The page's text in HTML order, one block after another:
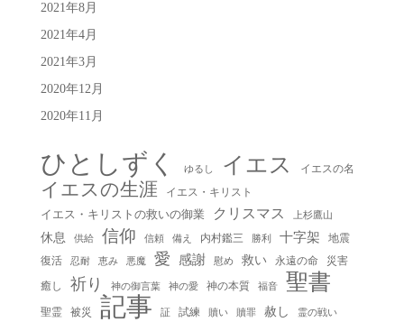
2021年8月
2021年4月
2021年3月
2020年12月
2020年11月
ひとしずく ゆるし イエス イエスの名
イエスの生涯
イエス・キリスト
イエス・キリストの救いの御業
クリスマス 上杉鷹山
休息 供給 信仰 信頼 備え 内村鑑三 勝利 十字架
地震
復活
忍耐 恵み 悪魔 愛 感謝 慰め 救い 永遠の命
災害
癒し
祈り 神の御言葉 神の愛 神の本質 福音 聖書
聖霊 被災 記事 証 試練 贖い 贖罪 赦し 霊の戦い